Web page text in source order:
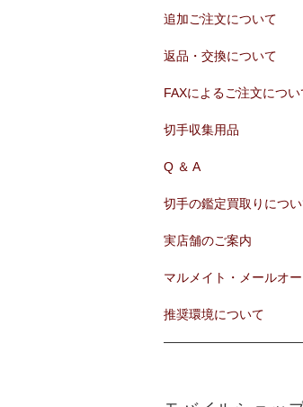
追加ご注文について
返品・交換について
FAXによるご注文につい
切手収集用品
Q ＆ A
切手の鑑定買取りにつ
実店舗のご案内
マルメイト・メールオ
推奨環境について